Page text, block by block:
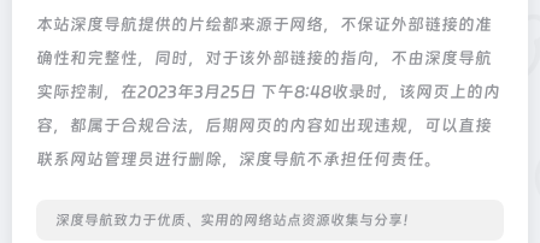
本站深度导航提供的片绘都来源于网络，不保证外部链接的准
确性和完整性，同时，对于该外部链接的指向，不由深度导航
实际控制，在2023年3月25日 下午8:48收录时，该网页上的内
容，都属于合规合法，后期网页的内容如出现违规，可以直接
联系网站管理员进行删除，深度导航不承担任何责任。
深度导航致力于优质、实用的网络站点资源收集与分享！